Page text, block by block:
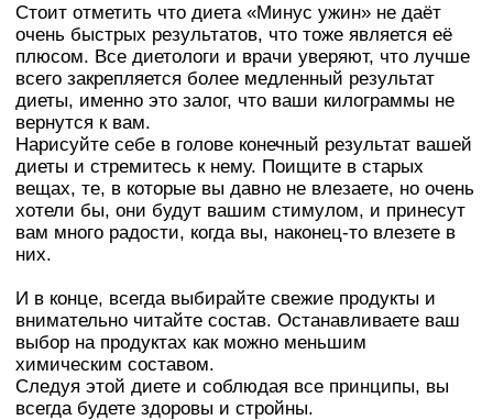
Стоит отметить что диета «Минус ужин» не даёт
очень быстрых результатов, что тоже является её
плюсом. Все диетологи и врачи уверяют, что лучше
всего закрепляется более медленный результат
диеты, именно это залог, что ваши килограммы не
вернутся к вам.
Нарисуйте себе в голове конечный результат вашей
диеты и стремитесь к нему. Поищите в старых
вещах, те, в которые вы давно не влезаете, но очень
хотели бы, они будут вашим стимулом, и принесут
вам много радости, когда вы, наконец-то влезете в
них.
И в конце, всегда выбирайте свежие продукты и
внимательно читайте состав. Останавливаете ваш
выбор на продуктах как можно меньшим
химическим составом.
Следуя этой диете и соблюдая все принципы, вы
всегда будете здоровы и стройны.